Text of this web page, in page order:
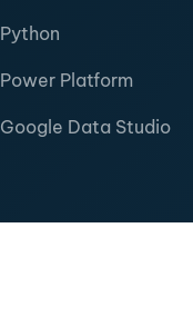
Python
Power Platform
Google Data Studio